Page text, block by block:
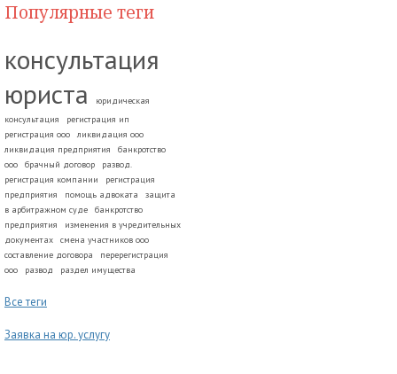
Популярные теги
консультация
юриста
юридическая
консультация
регистрация ип
регистрация ооо
ликвидация ооо
ликвидация предприятия
банкротство
ооо
брачный договор
развод.
регистрация компании
регистрация
предприятия
помощь адвоката
защита
в арбитражном суде
банкротство
предприятия
изменения в учредительных
документах
смена участников ооо
составление договора
перерегистрация
ооо
развод раздел имущества
Все теги
Заявка на юр. услугу